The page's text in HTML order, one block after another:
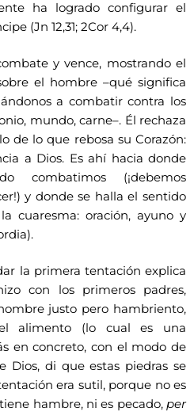
ha logrado configurar el
(Jn 12,31; 2Cor 4,4).
y vence, mostrando el
el hombre –qué significa
a combatir contra los
mundo, carne–. Él rechaza
de lo que rebosa su Corazón:
a Dios. Es ahí hacia donde
combatimos (¡debemos
y donde se halla el sentido
cuaresma: oración, ayuno y
la primera tentación explica
con los primeros padres,
justo pero hambriento,
alimento (lo cual es una
en concreto, con el modo de
Dios, di que estas piedras se
era sutil, porque no es
hambre, ni es pecado, per